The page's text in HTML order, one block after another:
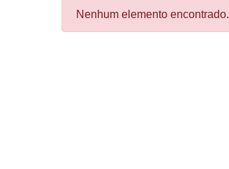
Nenhum elemento encontrado.